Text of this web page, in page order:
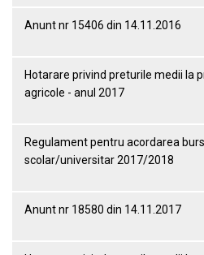
Anunt nr 15406 din 14.11.2016
Hotarare privind preturile medii la
agricole - anul 2017
Regulament pentru acordarea
scolar/universitar 2017/2018
Anunt nr 18580 din 14.11.2017